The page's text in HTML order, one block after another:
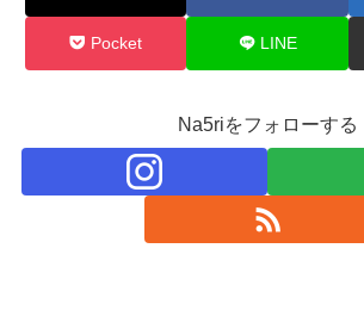
Pocket LINE
Na5riをフォローする